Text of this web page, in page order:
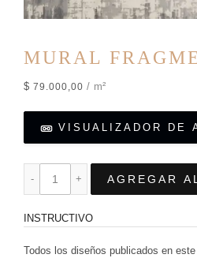
MURAL
$ 79.000,00 / m²
VISUALIZADOR DE
AGREGAR
INSTRUCTIVO
Todos los diseños publicados en